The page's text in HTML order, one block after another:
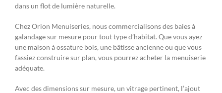
dans un flot de lumière naturelle.
Chez Orion Menuiseries, nous commercialisons des baies à
galandage sur mesure pour tout type d’habitat. Que vous ayez
une maison à ossature bois, une bâtisse ancienne ou que vous
fassiez construire sur plan, vous pourrez acheter la menuiserie
adéquate.
Avec des dimensions sur mesure, un vitrage pertinent, l’ajout